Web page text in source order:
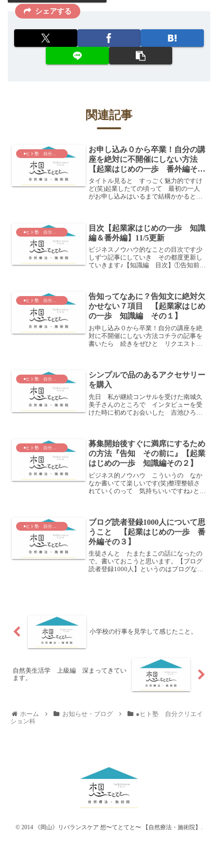
シェアする
関連記事
お申し込み０から卒業！自分の講
座を絶対に不開催にしない方法
【起業はじめの一歩 番外編その
１】
タイトル見ると すっごく魅力的ですけ
ど(笑)起業したての頃って 最初の一人
がお申し込みはいるまで結構かかるとい
申し込みが来る日も来る...
目次【起業家はじめの一歩 知識
編＆番外編】11/5更新
ビジネスノウハウ的なことの目次です少
しずつ記事にしていき その都度更新し
ていきます♪【知識編 目次】①告知前に
告知っていつから？手帳...
●ヒト塾 自分クリエイション科
告知ってなあに？告知文に絶対欠
かせない７項目 【起業家はじめ
の一歩 知識編 その１】
お申し込み０から卒業！自分の講座を絶
対に不開催にしない方法コチラの記事を
書いたら 続きをぜひと リクエストい
「告知予告！」「告知記事...
●ヒト塾 自分クリエイション科
シンプルで品のあるアクセサリー
を購入
先日 私が継続コンサルを受けた南城久
美子さんのところで インタビューを受
けた時に初めてお会いした 吉池ひろこ
あとからブログやフェイス...
●ヒト塾 自分クリエイション科
募集開始後すぐに満席にするため
の方法『告知 その前に』【起業
はじめの一歩 知識編その２】
ビジネス的ノウハウ こういうの なか
なか書いてて楽しいです(笑)整理整頓さ
れていくのって 気持ちいいですね♪とい
た！！！」かたや 自...
ブログ読者登録1000人について思
うこと 【起業はじめの一歩 番
外編その３】
生徒さんと たまたまこの話になったの
で。書いておこうと思います。【ブログ
読者登録1000人】というのはブログなど
小学校の行事を見学して感じたこと。
自然美生活学 上級編 深まってきてい
ます。
ホーム お知らせ・ブログ
●ヒト塾 自分クリエイ
ション科
© 2014 《岡山》リバランスケア 想〜てとてと〜 【自然療法・施術院】.